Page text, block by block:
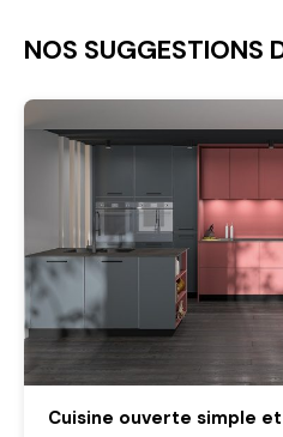
NOS SUGGESTIONS
Cuisine ouverte simple